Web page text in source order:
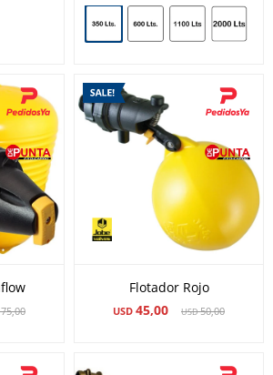
75,00
Flotador Rojo
USD 45,00 USD50,00